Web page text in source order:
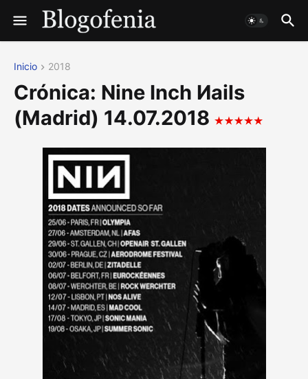
Inicio 2018
Crónica: Nine Inch Иails
(Madrid) 14.07.2018